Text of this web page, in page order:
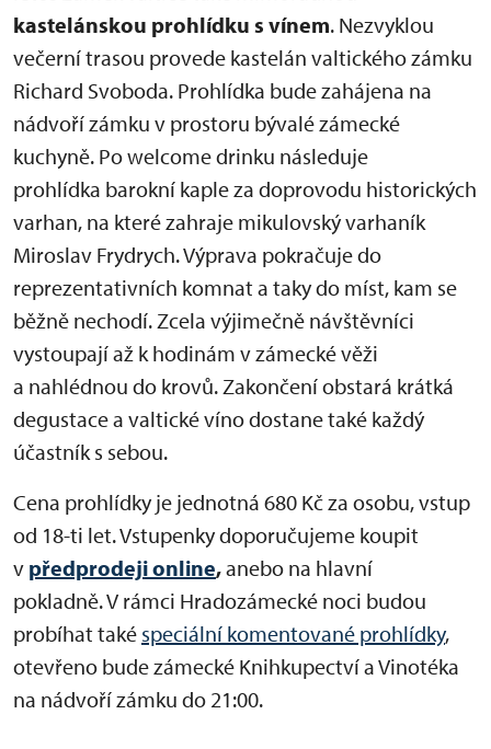
kastelánskou prohlídku s vínem. Nezvyklou
večerní trasou provede kastelán valtického zámku
Richard Svoboda. Prohlídka bude zahájena na
nádvoří zámku v prostoru bývalé zámecké
kuchyně. Po welcome drinku následuje
prohlídka barokní kaple za doprovodu historických
varhan, na které zahraje mikulovský varhaník
Miroslav Frydrych. Výprava pokračuje do
reprezentativních komnat a taky do míst, kam se
běžně nechodí. Zcela výjimečně návštěvníci
vystoupají až k hodinám v zámecké věži
a nahlédnou do krovů. Zakončení obstará krátká
degustace a valtické víno dostane také každý
účastník s sebou.
Cena prohlídky je jednotná 680 Kč za osobu, vstup
od 18-ti let. Vstupenky doporučujeme koupit
v předprodeji online,anebo na hlavní
pokladně. V rámci Hradozámecké noci budou
probíhat také speciální komentované prohlídky,
otevřeno bude zámecké Knihkupectví a Vinotéka
na nádvoří zámku do 21:00.